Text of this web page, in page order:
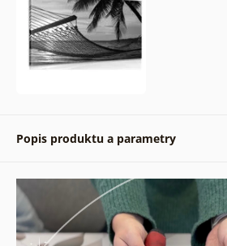
Popis produktu a parametry